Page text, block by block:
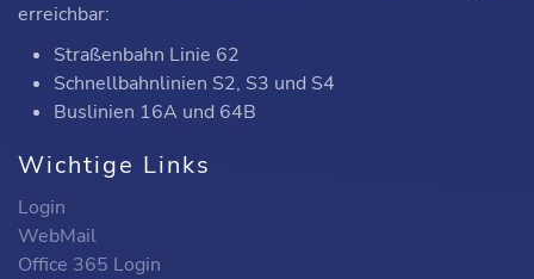
erreichbar:
Straßenbahn Linie 62
Schnellbahnlinien S2, S3 und S4
Buslinien 16A und 64B
Wichtige Links
Login
WebMail
Office 365 Login